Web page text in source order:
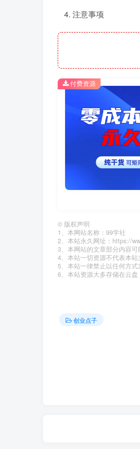
注意事项
付费资源
© 版权声明
1、本网站名称：99学社
2、本站永久网址：https://
3、本网站的文章部分内容
4、本站一切资源不代表本站
5、本站一律禁止以任何方
6、本站资源大多存储在云盘
创业点子